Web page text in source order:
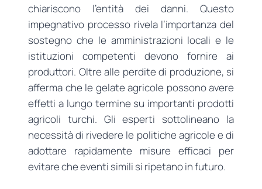
chiariscono l’entità dei danni. Questo
impegnativo processo rivela l’importanza del
sostegno che le amministrazioni locali e le
istituzioni competenti devono fornire ai
produttori. Oltre alle perdite di produzione, si
afferma che le gelate agricole possono avere
effetti a lungo termine su importanti prodotti
agricoli turchi. Gli esperti sottolineano la
necessità di rivedere le politiche agricole e di
adottare rapidamente misure efficaci per
evitare che eventi simili si ripetano in futuro.